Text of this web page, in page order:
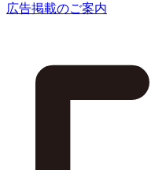
広告掲載のご案内